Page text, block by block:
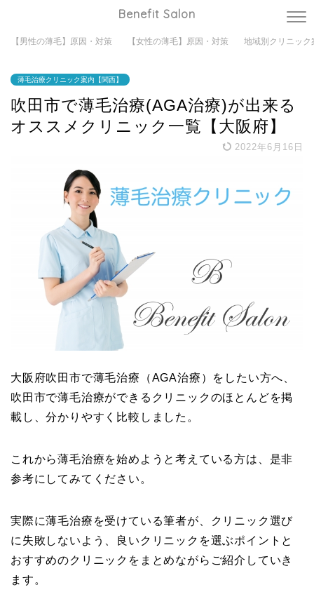
Benefit Salon
【男性の薄毛】原因・対策 【女性の薄毛】原因・対策 地域別クリニック
薄毛治療クリニック案内【関西】
吹田市で薄毛治療(AGA治療)が出来る
オススメクリニック一覧【大阪府】
2022年6月16日
大阪府吹田市で薄毛治療（AGA治療）をしたい方へ、
吹田市で薄毛治療ができるクリニックのほとんどを掲
載し、分かりやすく比較しました。
これから薄毛治療を始めようと考えている方は、是非
参考にしてみてください。
実際に薄毛治療を受けている筆者が、クリニック選び
に失敗しないよう、良いクリニックを選ぶポイントと
おすすめのクリニックをまとめながらご紹介していき
ます。